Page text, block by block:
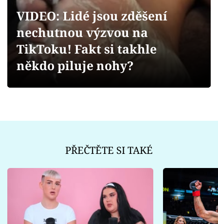
Videa
Sledujte prima+
VIDEO: Lidé jsou zděšení
nechutnou výzvou na
TikToku! Fakt si takhle
někdo piluje nohy?
PŘEČTĚTE SI TAKÉ